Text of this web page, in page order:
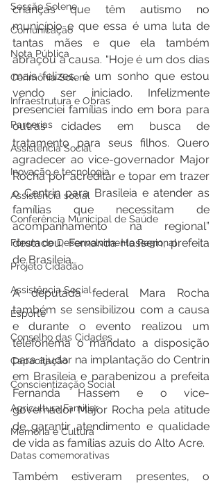
Sessão Solene
Comunicação
Nota Pública
Cerimônia Solene
Infraestrutura e Obras
Parcerias
Assistência Social
Inovação e tecnologia
Assistência social
Conferência Municipal de Saúde
Fórum de Desenvolvimento Regional
Projeto Cidadão
Assistência Social
Esporte
Conselho das Cidades
Capacitação
Conscientização Social
Agricultura Familiar
Memória e Cultura
Datas comemorativas
crianças que têm autismo no
município e que essa é uma luta de
tantas mães e que ela também
abraçou a causa. “Hoje é um dos dias
mais felizes, é um sonho que estou
vendo ser iniciado. Infelizmente
presenciei famílias indo em bora para
outras cidades em busca de
tratamento para seus filhos. Quero
agradecer ao vice-governador Major
Rocha por acreditar e topar em trazer
o Centrin para Brasileia e atender as
famílias que necessitam de
acompanhamento na regional”
destacou, Fernanda Hassem, prefeita
de Brasileia.
A deputada federal Mara Rocha
também se sensibilizou com a causa
e durante o evento realizou um
telefonema o mandato a disposição
para ajudar na implantação do Centrin
em Brasileia e parabenizou a prefeita
Fernanda Hassem e o vice-
governador Major Rocha pela atitude
de garantir atendimento e qualidade
de vida as famílias azuis do Alto Acre.
Também estiveram presentes, o